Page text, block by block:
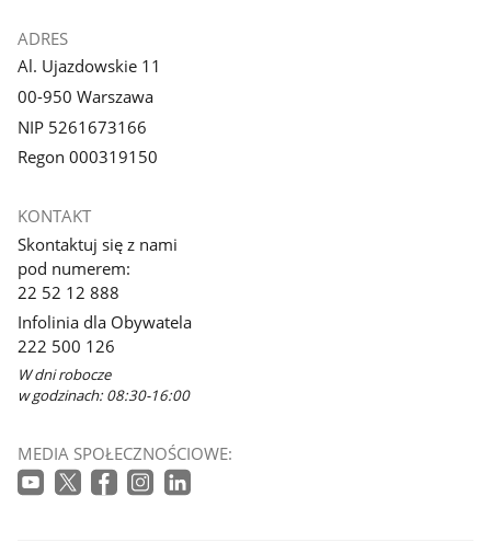
ADRES
Al. Ujazdowskie 11
00-950 Warszawa
NIP 5261673166
Regon 000319150
KONTAKT
Skontaktuj się z nami
pod numerem:
22 52 12 888
Infolinia dla Obywatela
222 500 126
W dni robocze
w godzinach: 08:30-16:00
MEDIA SPOŁECZNOŚCIOWE: